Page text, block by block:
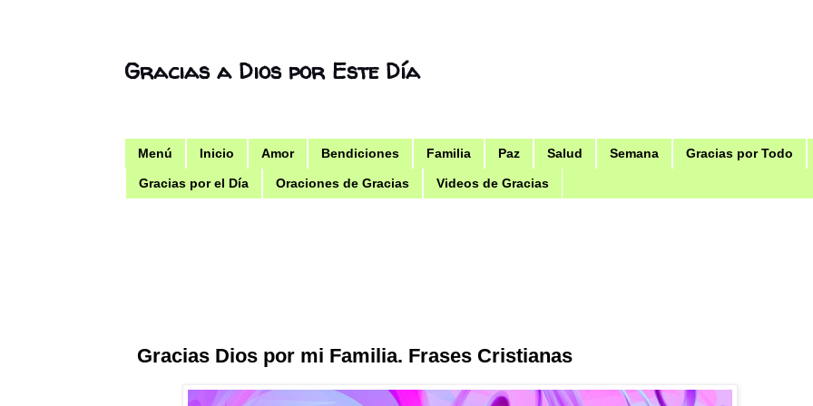
Gracias a Dios por Este Día
Menú Inicio Amor Bendiciones Familia Paz Salud Semana Gracias por Todo
Gracias por el Día Oraciones de Gracias Videos de Gracias
Gracias Dios por mi Familia. Frases Cristianas